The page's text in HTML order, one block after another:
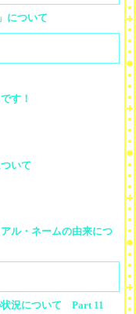
について
す！
いて
ル・ネームの由来につ
状況について Part 11